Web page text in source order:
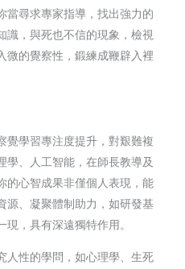
當尋求專家指導，找出強力的
識，與死也不信的現象，檢視
微的覺察性，鍛練成鞭辟入裡
覺學習專注度提升，對艱難複
學、人工智能，在師長教導及
的心智成果非僅個人表現，能
源、凝聚體制助力，如研發基
，具有深遠獨特作用。
人性的學問，如心理學、生死